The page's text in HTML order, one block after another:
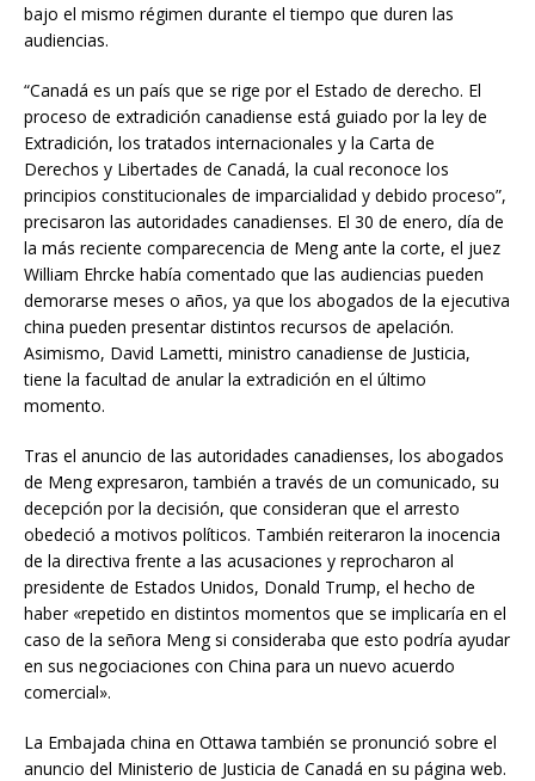
bajo el mismo régimen durante el tiempo que duren las
audiencias.
“Canadá es un país que se rige por el Estado de derecho. El
proceso de extradición canadiense está guiado por la ley de
Extradición, los tratados internacionales y la Carta de
Derechos y Libertades de Canadá, la cual reconoce los
principios constitucionales de imparcialidad y debido proceso”,
precisaron las autoridades canadienses. El 30 de enero, día de
la más reciente comparecencia de Meng ante la corte, el juez
William Ehrcke había comentado que las audiencias pueden
demorarse meses o años, ya que los abogados de la ejecutiva
china pueden presentar distintos recursos de apelación.
Asimismo, David Lametti, ministro canadiense de Justicia,
tiene la facultad de anular la extradición en el último
momento.
Tras el anuncio de las autoridades canadienses, los abogados
de Meng expresaron, también a través de un comunicado, su
decepción por la decisión, que consideran que el arresto
obedeció a motivos políticos. También reiteraron la inocencia
de la directiva frente a las acusaciones y reprocharon al
presidente de Estados Unidos, Donald Trump, el hecho de
haber «repetido en distintos momentos que se implicaría en el
caso de la señora Meng si consideraba que esto podría ayudar
en sus negociaciones con China para un nuevo acuerdo
comercial».
La Embajada china en Ottawa también se pronunció sobre el
anuncio del Ministerio de Justicia de Canadá en su página web.